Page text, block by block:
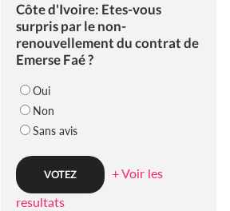
Côte d'Ivoire: Etes-vous
surpris par le non-
renouvellement du contrat de
Emerse Faé ?
Oui
Non
Sans avis
+ Voir les
resultats